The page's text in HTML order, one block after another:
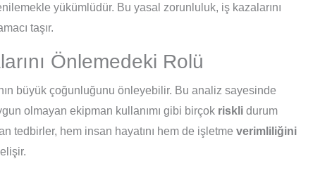
yükümlüdür. Bu yasal zorunluluk, iş kazalarını
taşır.
Önlemedeki Rolü
büyük çoğunluğunu önleyebilir. Bu analiz sayesinde
olmayan ekipman kullanımı gibi birçok riskli durum
tedbirler, hem insan hayatını hem de işletme verimliliğini